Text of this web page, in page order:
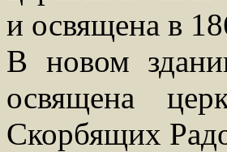
и освящена в
В новом
освящена
Скорбящих